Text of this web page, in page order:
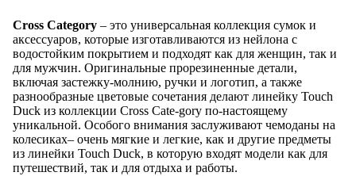
Cross Category – это универсальная коллекция сумок и
аксессуаров, которые изготавливаются из нейлона с
водостойким покрытием и подходят как для женщин, так и
для мужчин. Оригинальные прорезиненные детали,
включая застежку-молнию, ручки и логотип, а также
разнообразные цветовые сочетания делают линейку Touch
Duck из коллекции Cross Cate-gory по-настоящему
уникальной. Особого внимания заслуживают чемоданы на
колесиках– очень мягкие и легкие, как и другие предметы
из линейки Touch Duck, в которую входят модели как для
путешествий, так и для отдыха и работы.